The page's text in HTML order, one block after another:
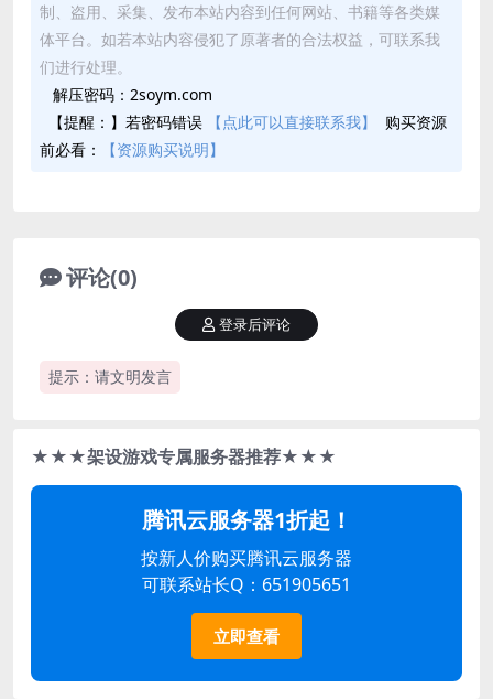
制、盗用、采集、发布本站内容到任何网站、书籍等各类媒
体平台。如若本站内容侵犯了原著者的合法权益，可联系我
们进行处理。
解压密码：2soym.com
【提醒：】若密码错误
【点此可以直接联系我】
购买资源
前必看：
【资源购买说明】
评论(0)
提示：请文明发言
登录后评论
★★★架设游戏专属服务器推荐★★★
腾讯云服务器1折起！
按新人价购买腾讯云服务器
可联系站长Q：651905651
立即查看